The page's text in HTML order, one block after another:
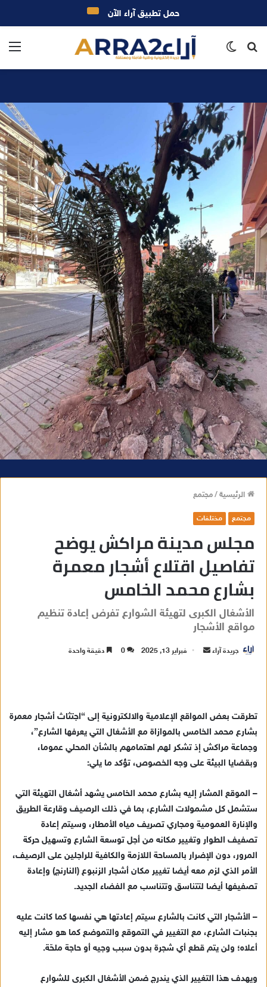
بحث
الرئيسية/مجتمع
مجتمع مختلفات
مجلس مدينة مراكش يوضح
تفاصيل اقتلاع أشجار معمرة
بشارع محمد الخامس
الأشغال الكبرى لتهيئة الشوارع تفرض إعادة تنظيم
مواقع الأشجار
جريدة آراء
ي
د
ا
ل
ك
ت
و
فبراير 13, 2025 0 دقيقة واحدة
تطرقت بعض المواقع الإعلامية والالكترونية إلى “اجتثاث أشجار معمرة
بشارع محمد الخامس بالموازاة مع الأشغال التي يعرفها الشارع”،
وجماعة مراكش إذ تشكر لهم اهتمامهم بالشأن المحلي عموما،
وبقضايا البيئة على وجه الخصوص، تؤكد ما يلي:
– الموقع المشار إليه بشارع محمد الخامس يشهد أشغال التهيئة التي
ستشمل كل مشمولات الشارع، بما في ذلك الرصيف وقارعة الطريق
والإنارة العمومية ومجاري تصريف مياه الأمطار، وسيتم إعادة
تصفيف الطوار وتغيير مكانه من أجل توسعة الشارع وتسهيل حركة
المرور، دون الإضرار بالمساحة اللازمة والكافية للراجلين على الرصيف،
الأمر الذي لزم معه أيضا تغيير مكان أشجار الزنبوع (النارنج) وإعادة
تصفيفها أيضا لتتناسق وتتناسب مع الفضاء الجديد.
– الأشجار التي كانت بالشارع سيتم إعادتها هي نفسها كما كانت عليه
بجنبات الشارع، مع التغيير في التموقع والتموضع كما هو مشار إليه
أعلاه؛ ولن يتم قطع أي شجرة بدون سبب وجيه أو حاجة ملحّة.
ويهدف هذا التغيير الذي يندرج ضمن الأشغال الكبرى للشوارع
حمل تطبيق آراء الآن